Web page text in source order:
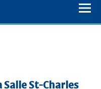
Salle St-Charles